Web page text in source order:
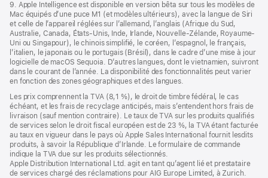
9. Apple Intelligence est disponible en version bêta sur tous les modèles de
Mac équipés d’une puce M1 (et modèles ultérieurs), avec la langue de Siri
et celle de l’appareil réglées sur l’allemand, l’anglais (Afrique du Sud,
Australie, Canada, États-Unis, Inde, Irlande, Nouvelle-Zélande, Royaume-
Uni ou Singapour), le chinois simplifié, le coréen, l’espagnol, le français,
l’italien, le japonais ou le portugais (Brésil), dans le cadre d’une mise à jour
logicielle de macOS Sequoia. D’autres langues, dont le vietnamien, suivront
dans le courant de l’année. La disponibilité des fonctionnalités peut varier
en fonction des zones géographiques et des langues.
Les prix comprennent la TVA (8,1 %), le droit de timbre fédéral, le cas
échéant, et les frais de recyclage anticipés, mais s’entendent hors frais de
livraison (sauf mention contraire). Le taux de TVA sur les produits qualifiés
de services selon le droit fiscal européen est de 23 %, la TVA étant facturée
au taux en vigueur dans le pays où Apple Sales International fournit lesdits
produits, à savoir la République d’Irlande. Le formulaire de commande
indique la TVA due sur les produits sélectionnés.
Apple Distribution International Ltd. agit en tant qu’agent lié et prestataire
de services chargé des réclamations pour AIG Europe Limited, à Zurich.